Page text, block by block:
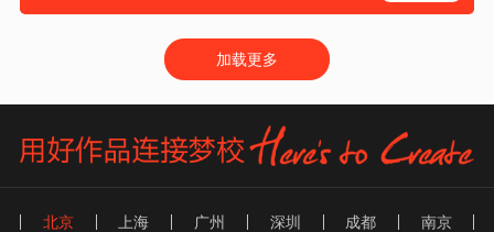
加载更多
北京 上海 广州 深圳 成都 南京